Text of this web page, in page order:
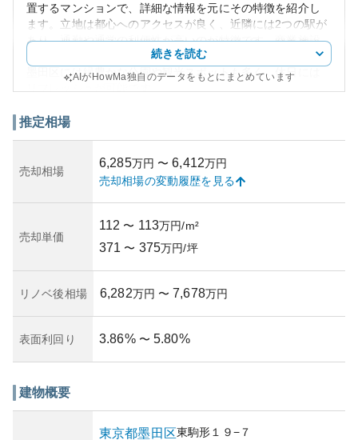
置するマンションで、詳細な情報を元にその特徴を紹介し
ます。立地は都心へのアクセスが良く、近隣には2つの駅が
あり、通勤や通学の利便性が高いのが特徴です。商業施設
も充実しており、日常生活に必要なものはほぼ揃います。
墨田区には緑豊かな公園や観光スポットも多く、休日には
されており、時間が経っても飽きのこないデザインが魅力
ありません。しかし、築年数が経てば経つほど一般的な老
朽化のリスクは存在し、適切な維持管理が必要です。所有
リスクとしては、地域の災害リスクや近隣施設の影響があ
を軽減します。しっかりと調べてからの投資が重要です。
続きを読む
AIがHowMa独自のデータをもとにまとめています
推定相場
売却相場
6,285万円 〜 6,412万円
売却相場の変動履歴を見る
売却単価
112 〜 113万円/m²
371 〜 375万円/坪
リノベ後相場 6,282万円 〜 7,678万円
表面利回り 3.86% 〜 5.80%
建物概要
東京都墨田区東駒形１９−７